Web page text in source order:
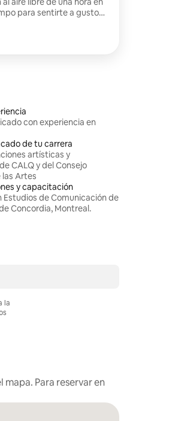
para sentirte a gusto
creativos, familias o
con experiencia en
de tu carrera
artísticas y
CALQ y del Consejo
las Artes
y capacitación
Estudios de Comunicación de
Concordia, Montreal.
la
mapa. Para reservar en